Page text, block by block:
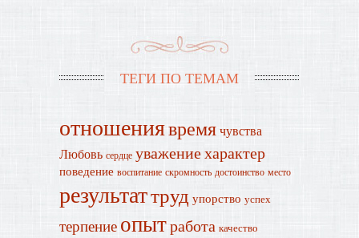
ТЕГИ ПО ТЕМАМ
отношениявремячувства
Любовь сердце уважениехарактер
поведение воспитание скромность достоинство место
результаттруд упорство успех
терпение опытработа качество